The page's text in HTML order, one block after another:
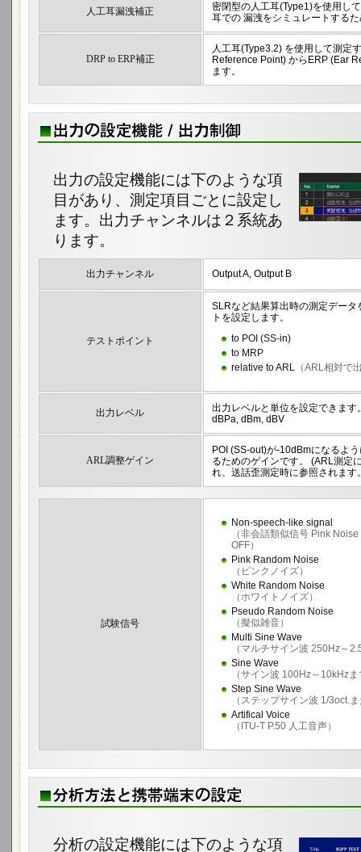
人工耳漏洩補正
密閉型の人工耳(Type1)を使用し
耳での 漏洩をシミュレートする
DRP to ERP補正
人工耳(Type3.2) を使用して測定
Reference Point) からERP (Ear
ます。
出力の設定機能には下のような項
目があり、測定項目ごとに設定し
ます。出力チャンネルは２系統あ
ります。
出力チャンネル Output A, Output B
テストポイント
SLRなど結果算出時の測定デー
トを設定します。
to POI (SS-in)
to MRP
relative to ARL （ARL相対で
出力レベル
出力レベルと単位を設定できます
dBPa, dBm, dBV
ARL調整ゲイン
POI (SS-out)が-10dBmになるよ
るためのゲインです。 (ARL測定
れ、送話歪測定時に参照されます
試験信号
Non-speech-like signal
（非会話類似信号 Pink
OFF）
Pink Random Noise
（ピンクノイズ）
White Random Noise
（ホワイトノイズ）
Pseudo Random Noise
（擬似雑音）
Multi Sine Wave
（マルチサイン波 250Hz～
Sine Wave
（サイン波 100Hz～10kHz
Step Sine Wave
（ステップサイン波 1/3oct.
Artifical Voice
（ITU-T P.50 人工音声）
分析の設定機能には下のような項